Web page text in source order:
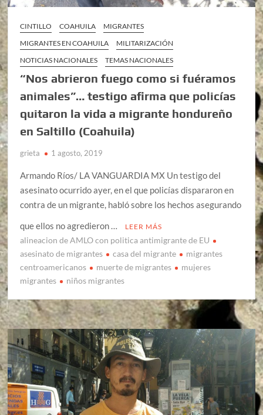
CINTILLO COAHUILA
MIGRANTES
MIGRANTES EN COAHUILA
MILITARIZACIÓN
NOTICIAS NACIONALES
TEMAS NACIONALES
“Nos abrieron fuego como si fuéramos
animales”… testigo afirma que policías
quitaron la vida a migrante hondureño
en Saltillo (Coahuila)
grieta 1 agosto, 2019
Armando Ríos/ LA VANGUARDIA MX Un testigo del
asesinato ocurrido ayer, en el que policías dispararon en
contra de un migrante, habló sobre los hechos asegurando
que ellos no agredieron …
LEER MÁS
alineacion de AMLO con politica antimigrante de EU
asesinato de migrantes
casa del migrante
migrantes
centroamericanos
muerte de migrantes
mujeres
migrantes
niños migrantes